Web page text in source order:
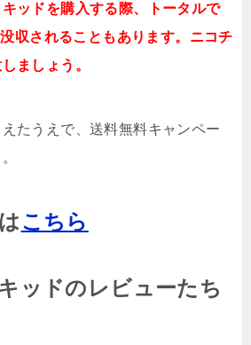
ッドを購入する際、トータルで
収されることもあります。ニコチ
ましょう。
えたうえで、送料無料キャンペー
こちら
ッドのレビューたち